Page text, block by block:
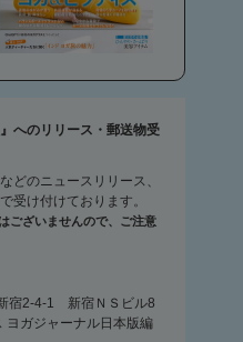
へのリリース・郵送物受
どのニュースリリース、
受け付けております。
ございませんので、ご注意
宿2-4-1 新宿ＮＳビル8
ヨガジャーナル日本版編